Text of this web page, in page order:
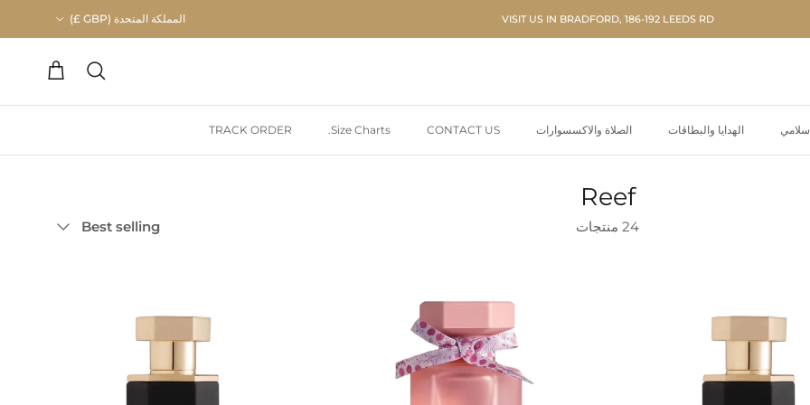
VISIT US IN BRADFORD, 186-192 LEEDS RD المملكة المتحدة (GBP £)
يبحث عربة التسوق
الهدايا والبطاقات الصلاة والاكسسوارات CONTACT US
Size Charts.
TRACK ORDER
Reef
24 منتجات
فرز حسب
Best selling